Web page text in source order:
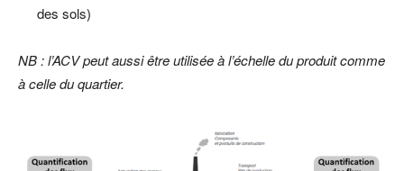
des sols)
NB : l’ACV peut aussi être utilisée à l’échelle du produit comme
à celle du quartier.